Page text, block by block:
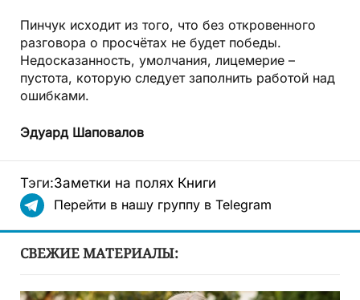
Пинчук исходит из того, что без откровенного
разговора о просчётах не будет победы.
Недосказанность, умолчания, лицемерие –
пустота, которую следует заполнить работой над
ошибками.
Эдуард Шаповалов
Тэги:Заметки на полях Книги
Перейти в нашу группу в Telegram
СВЕЖИЕ МАТЕРИАЛЫ: